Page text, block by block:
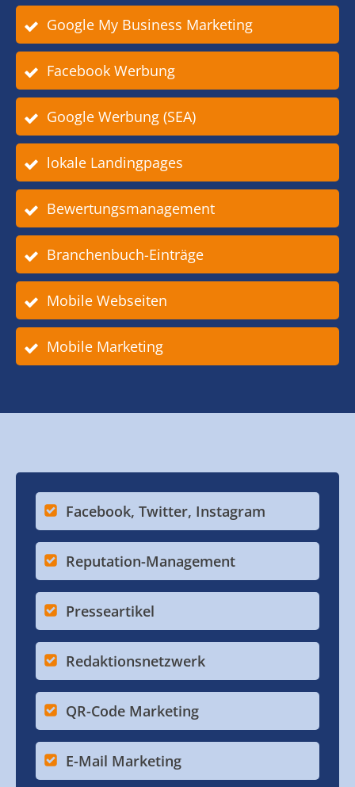
Google My Business Marketing
Facebook Werbung
Google Werbung (SEA)
lokale Landingpages
Bewertungsmanagement
Branchenbuch-Einträge
Mobile Webseiten
Mobile Marketing
Facebook, Twitter, Instagram
Reputation-Management
Presseartikel
Redaktionsnetzwerk
QR-Code Marketing
E-Mail Marketing